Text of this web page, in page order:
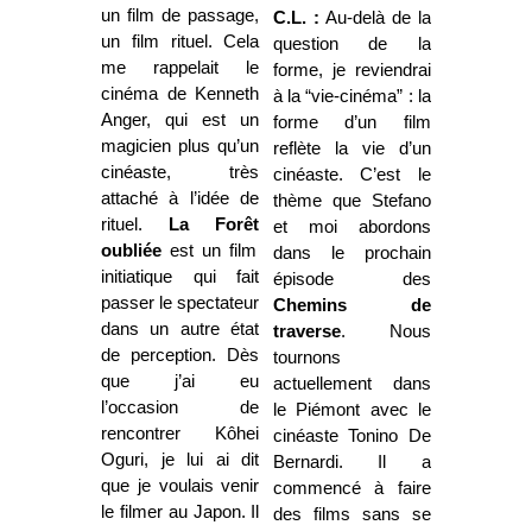
un film de passage,
un film rituel. Cela
me rappelait le
cinéma de Kenneth
Anger, qui est un
magicien plus qu’un
cinéaste, très
attaché à l’idée de
rituel. La Forêt
oubliée est un film
initiatique qui fait
passer le spectateur
dans un autre état
de perception. Dès
que j’ai eu
l’occasion de
rencontrer Kôhei
Oguri, je lui ai dit
que je voulais venir
le filmer au Japon. Il
C.L. : Au-delà de la
question de la
forme, je reviendrai
à la “vie-cinéma” : la
forme d’un film
reflète la vie d’un
cinéaste. C’est le
thème que Stefano
et moi abordons
dans le prochain
épisode des
Chemins de
traverse. Nous
tournons
actuellement dans
le Piémont avec le
cinéaste Tonino De
Bernardi. Il a
commencé à faire
des films sans se